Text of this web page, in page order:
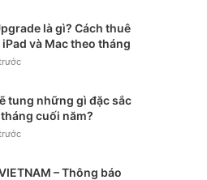
là gì? Cách thuê
và Mac theo tháng
tung những gì đặc sắc
cuối năm?
– Thông báo